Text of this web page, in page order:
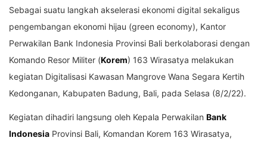
Sebagai suatu langkah akselerasi ekonomi digital sekaligus
pengembangan ekonomi hijau (green economy), Kantor
Perwakilan Bank Indonesia Provinsi Bali berkolaborasi dengan
Komando Resor Militer (Korem) 163 Wirasatya melakukan
kegiatan Digitalisasi Kawasan Mangrove Wana Segara Kertih
Kedonganan, Kabupaten Badung, Bali, pada Selasa (8/2/22).
Kegiatan dihadiri langsung oleh Kepala Perwakilan Bank
Indonesia Provinsi Bali, Komandan Korem 163 Wirasatya,